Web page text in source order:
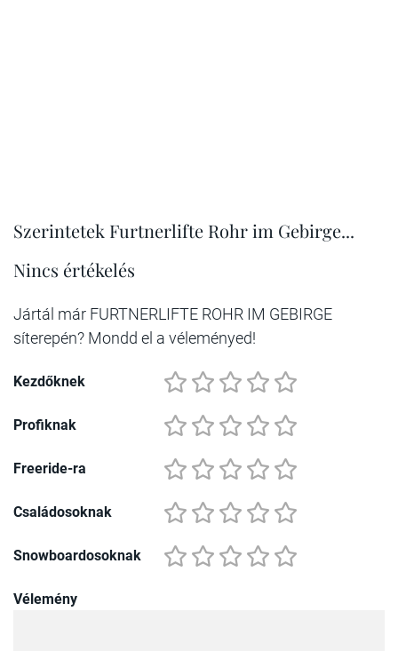
Szerintetek Furtnerlifte Rohr im Gebirge...
Nincs értékelés
Jártál már FURTNERLIFTE ROHR IM GEBIRGE
síterepén? Mondd el a véleményed!
Kezdőknek
Profiknak
Freeride-ra
Családosoknak
Snowboardosoknak
Vélemény